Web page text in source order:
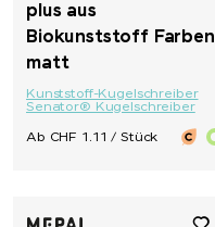
plus aus
Biokunststoff Farben
matt
Kunststoff-Kugelschreiber
Senator® Kugelschreiber
Ab CHF 1.11 / Stück